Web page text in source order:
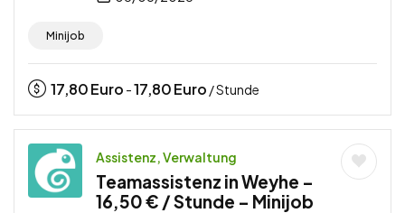
Minijob
17,80Euro -17,80Euro / Stunde
Assistenz, Verwaltung
Teamassistenz in Weyhe –
16,50 € / Stunde – Minijob